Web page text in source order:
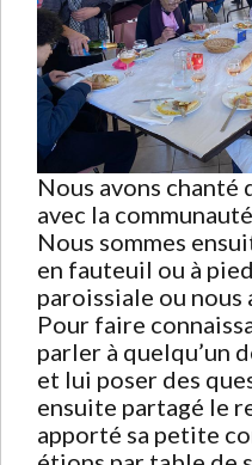
Nous avons chanté
avec la
Nous sommes
en fauteuil ou à
paroissiale ou nous
Pour faire
parler à quelqu’un
et lui poser des
ensuite partagé le
apporté sa petite